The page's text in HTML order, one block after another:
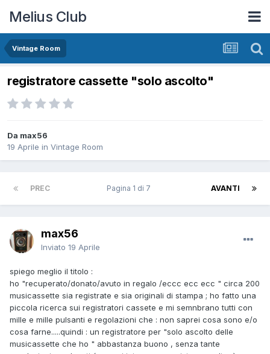
Melius Club
Vintage Room
registratore cassette "solo ascolto"
Da max56
19 Aprile in Vintage Room
PREC AVANTI
Pagina 1 di 7
max56
Inviato 19 Aprile
spiego meglio il titolo :
ho "recuperato/donato/avuto in regalo /eccc ecc ecc " circa 200
musicassette sia registrate e sia originali di stampa ; ho fatto una
piccola ricerca sui registratori cassete e mi semnbrano tutti con
mille e mille pulsanti e regolazioni che : non saprei cosa sono e/o
cosa farne.....quindi : un registratore per "solo ascolto delle
musicassette che ho " abbastanza buono , senza tante